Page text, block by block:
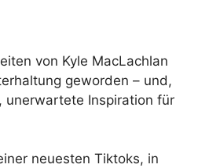
von Kyle MacLachlan
geworden – und,
unerwartete Inspiration für
neuesten Tiktoks, in